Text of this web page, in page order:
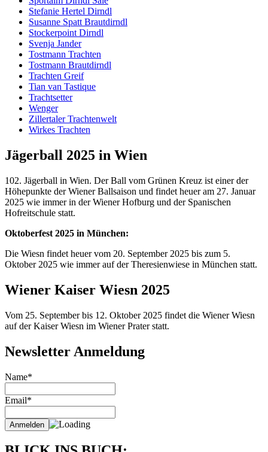
Stefanie Hertel Dirndl
Susanne Spatt Brautdirndl
Stockerpoint Dirndl
Svenja Jander
Tostmann Trachten
Tostmann Brautdirndl
Trachten Greif
Tian van Tastique
Trachtsetter
Wenger
Zillertaler Trachtenwelt
Wirkes Trachten
Jägerball 2025 in Wien
102. Jägerball in Wien. Der Ball vom Grünen Kreuz ist einer der
Höhepunkte der Wiener Ballsaison und findet heuer am 27. Januar
2025 wie immer in der Wiener Hofburg und der Spanischen
Hofreitschule statt.
Oktoberfest 2025 in München:
Die Wiesn findet heuer vom 20. September 2025 bis zum 5.
Oktober 2025 wie immer auf der Theresienwiese in München statt.
Wiener Kaiser Wiesn 2025
Vom 25. September bis 12. Oktober 2025 findet die Wiener Wiesn
auf der Kaiser Wiesn im Wiener Prater statt.
Newsletter Anmeldung
Name*
Email*